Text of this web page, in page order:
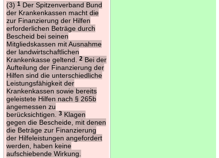
(3) 1Der Spitzenverband Bund
der Krankenkassen macht die
zur Finanzierung der Hilfen
erforderlichen Beträge durch
Bescheid bei seinen
Mitgliedskassen mit Ausnahme
der landwirtschaftlichen
Krankenkasse geltend.
2Bei der
Aufteilung der Finanzierung der
Hilfen sind die unterschiedliche
Leistungsfähigkeit der
Krankenkassen sowie bereits
geleistete Hilfen nach § 265b
angemessen zu
berücksichtigen.
3Klagen
gegen die Bescheide, mit denen
die Beträge zur Finanzierung
der Hilfeleistungen angefordert
werden, haben keine
aufschiebende Wirkung.